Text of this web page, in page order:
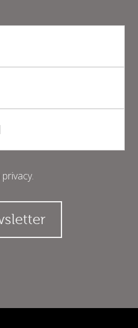
privacy.